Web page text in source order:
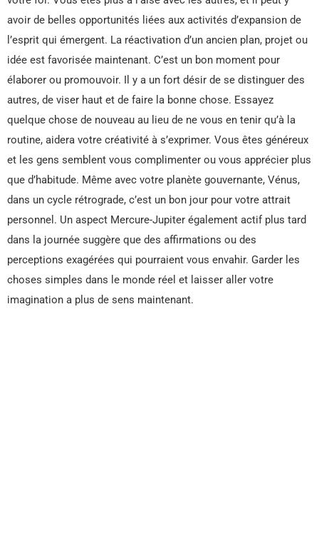
avoir de belles opportunités liées aux activités d’expansion de
l’esprit qui émergent. La réactivation d’un ancien plan, projet ou
idée est favorisée maintenant. C’est un bon moment pour
élaborer ou promouvoir. Il y a un fort désir de se distinguer des
autres, de viser haut et de faire la bonne chose. Essayez
quelque chose de nouveau au lieu de ne vous en tenir qu’à la
routine, aidera votre créativité à s’exprimer. Vous êtes généreux
et les gens semblent vous complimenter ou vous apprécier plus
que d’habitude. Même avec votre planète gouvernante, Vénus,
dans un cycle rétrograde, c’est un bon jour pour votre attrait
personnel. Un aspect Mercure-Jupiter également actif plus tard
dans la journée suggère que des affirmations ou des
perceptions exagérées qui pourraient vous envahir. Garder les
choses simples dans le monde réel et laisser aller votre
imagination a plus de sens maintenant.